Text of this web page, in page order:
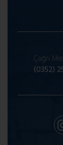
Çağrı
(0352)